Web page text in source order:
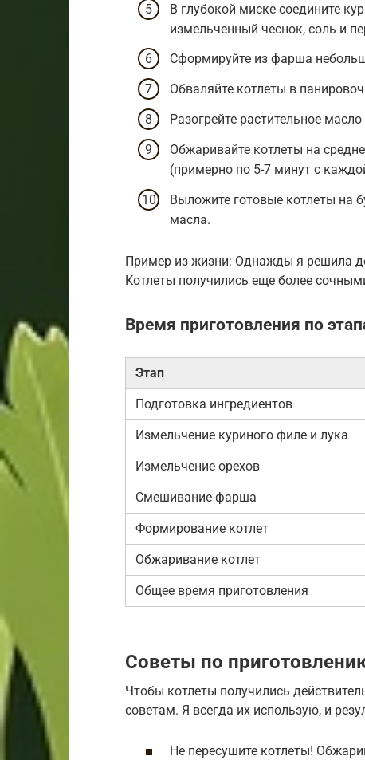
В глубокой миске соедините
измельченный чеснок, соль и
Сформируйте из фарша
Обваляйте котлеты в
Разогрейте растительное
Обжаривайте котлеты на
(примерно по 5-7 минут с
Выложите готовые котлеты на
масла.
Пример из жизни: Однажды я решила
Котлеты получились еще более
Время приготовления по
Этап
Подготовка ингредиентов
Измельчение куриного филе и лука
Измельчение орехов
Смешивание фарша
Формирование котлет
Обжаривание котлет
Общее время приготовления
Советы по
Чтобы котлеты получились
советам. Я всегда их использую, и
Не пересушите котлеты!